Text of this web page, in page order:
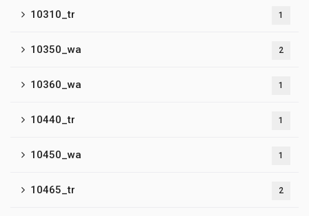
10310_tr 1
10350_wa 2
10360_wa 1
10440_tr 1
10450_wa 1
10465_tr 2